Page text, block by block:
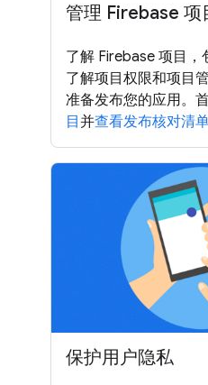
管理 Firebase 项
了解 Firebase 项目，
了解项目权限和项目
准备发布您的应用。
目并查看发布核对清
保护用户隐私